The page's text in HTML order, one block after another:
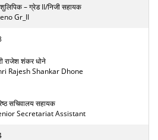
– ग्रेड II/निजी सहायक
Gr_II
राजेश शंकर धोने
Rajesh Shankar Dhone
सचिवालय सहायक
Secretariat Assistant